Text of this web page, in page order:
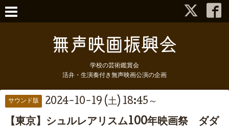
学校の芸術鑑賞会
活弁・生演奏付き無声映画公演の企画
サウンド版 2024-10-19 (土) 18:45～
【東京】シュルレアリスム100年映画祭 ダダ